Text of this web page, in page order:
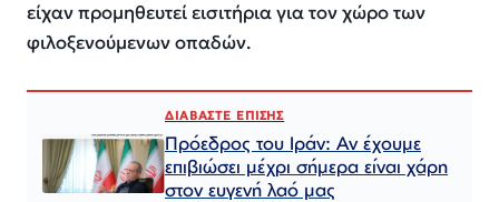
είχαν προμηθευτεί εισιτήρια για τον χώρο των
φιλοξενούμενων οπαδών.
ΔΙΑΒΑΣΤΕ ΕΠΙΣΗΣ
Πρόεδρος του Ιράν: Αν έχουμε
επιβιώσει μέχρι σήμερα είναι χάρη
στον ευγενή λαό μας